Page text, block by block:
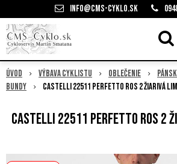
info@cms-cyklo.sk
Úvod Výbava cyklistu Oblečenie
bundy
Castelli 22511 PERFETTO RoS 2 žiarivá
Castelli 22511 PERFETTO RoS